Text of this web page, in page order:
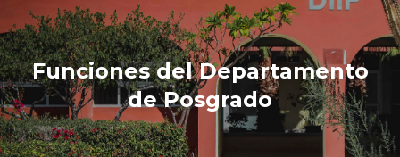
Funciones del Departamento
de Posgrado